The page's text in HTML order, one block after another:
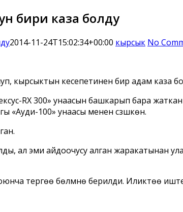
бири каза болду
2014-11-24T15:02:34+00:00 кырсык No
кырсыктын кесепетинен бир адам каза
RX 300» унаасын башкарып бара
100» унаасы менен сүзүшкөн.
ал эми айдоочусу алган жаракатынан
тергөө бөлүмүнө берилди. Иликтөө